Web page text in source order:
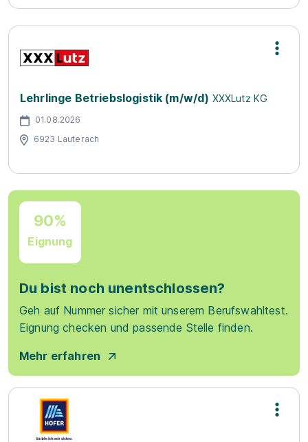
Lehrlinge Betriebslogistik (m/w/d) XXXLutz KG
01.08.2026
6923 Lauterach
90%
Eignung
Du bist noch unentschlossen?
Geh auf Nummer sicher mit unserem Berufswahltest.
Eignung checken und passende Stelle finden.
Mehr erfahren